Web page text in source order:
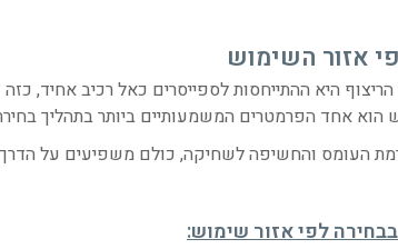
אזור השימוש
היא ההתייחסות לספייסרים כאל רכיב אחיד,
הוא אחד הפרמטרים המשמעותיים ביותר בתהליך
העומס והחשיפה לשחיקה, כולם משפיעים על
לפי אזור שימוש: